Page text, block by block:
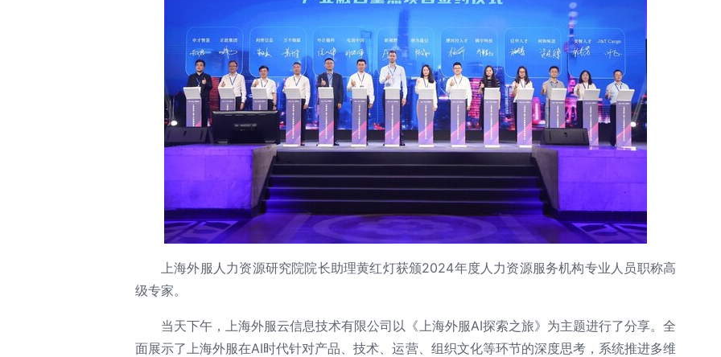
上海外服人力资源研究院院长助理黄红灯获颁2024年度人力资源服务机构专业人员职称高
级专家。
当天下午，上海外服云信息技术有限公司以《上海外服AI探索之旅》为主题进行了分享。全
面展示了上海外服在AI时代针对产品、技术、运营、组织文化等环节的深度思考，系统推进多维